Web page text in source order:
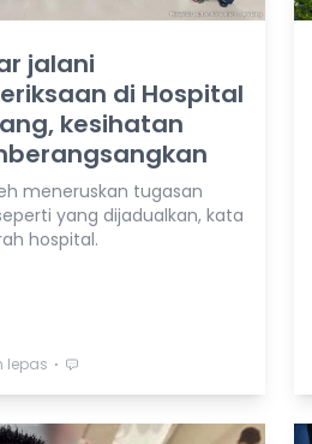
jalani
di Hospital
kesihatan
meneruskan tugasan
yang dijadualkan, kata
hospital.
lepas ⋅